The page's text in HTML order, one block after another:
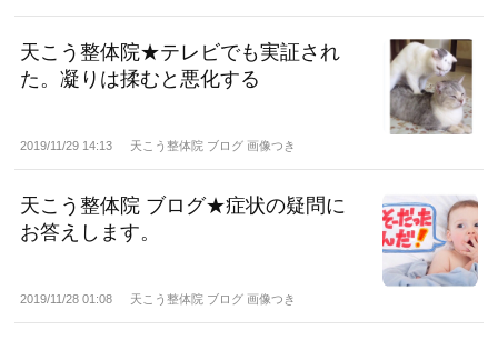
天こう整体院★テレビでも実証され
た。凝りは揉むと悪化する
2019/11/29 14:13 天こう整体院 ブログ 画像つき
天こう整体院 ブログ★症状の疑問に
お答えします。
2019/11/28 01:08 天こう整体院 ブログ 画像つき